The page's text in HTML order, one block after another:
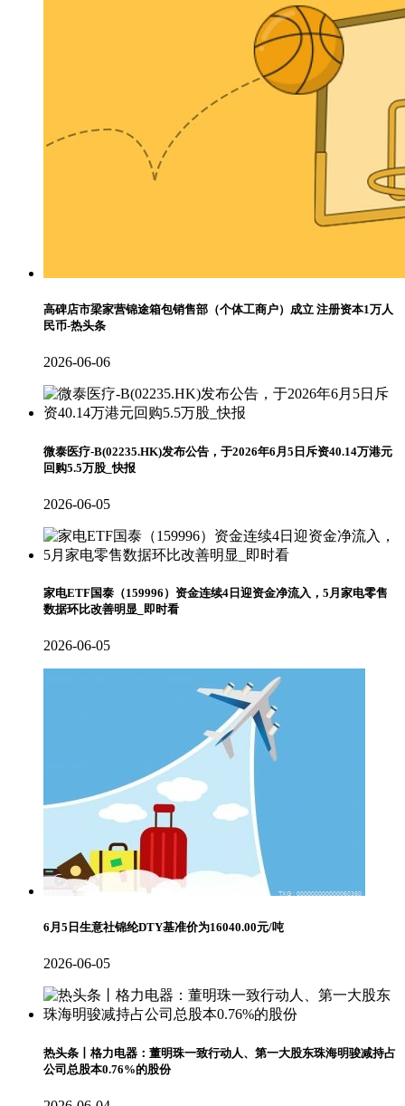
高碑店市梁家营锦途箱包销售部（个体工商户）成立 注册资本1万人
民币-热头条
2026-06-06
微泰医疗-B(02235.HK)发布公告，于2026年6月5日斥资40.14万港元
回购5.5万股_快报
2026-06-05
家电ETF国泰（159996）资金连续4日迎资金净流入，5月家电零售
数据环比改善明显_即时看
2026-06-05
6月5日生意社锦纶DTY基准价为16040.00元/吨
2026-06-05
热头条丨格力电器：董明珠一致行动人、第一大股东珠海明骏减持占
公司总股本0.76%的股份